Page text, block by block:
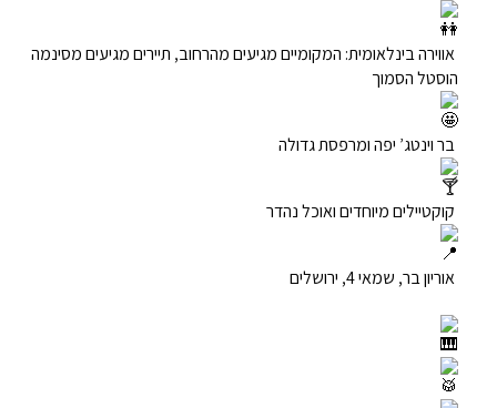
אווירה בינלאומית: המקומיים מגיעים מהרחוב, תיירים מגיעים מסינמה
הוסטל הסמוך
בר וינטג’ יפה ומרפסת גדולה
קוקטיילים מיוחדים ואוכל נהדר
אוריון בר, שמאי 4, ירושלים